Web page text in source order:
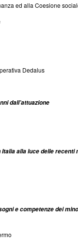
ed alla Coesione
Dedalus
dall’attuazione
alla luce delle
e competenze dei